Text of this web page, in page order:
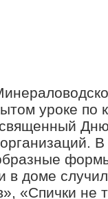
уроке по
В
в доме
«Спички не